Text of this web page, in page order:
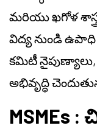
మరియు ఖగోళ
విద్య నుండి
కమిటీ
అభివృద్ధి
MSMEs